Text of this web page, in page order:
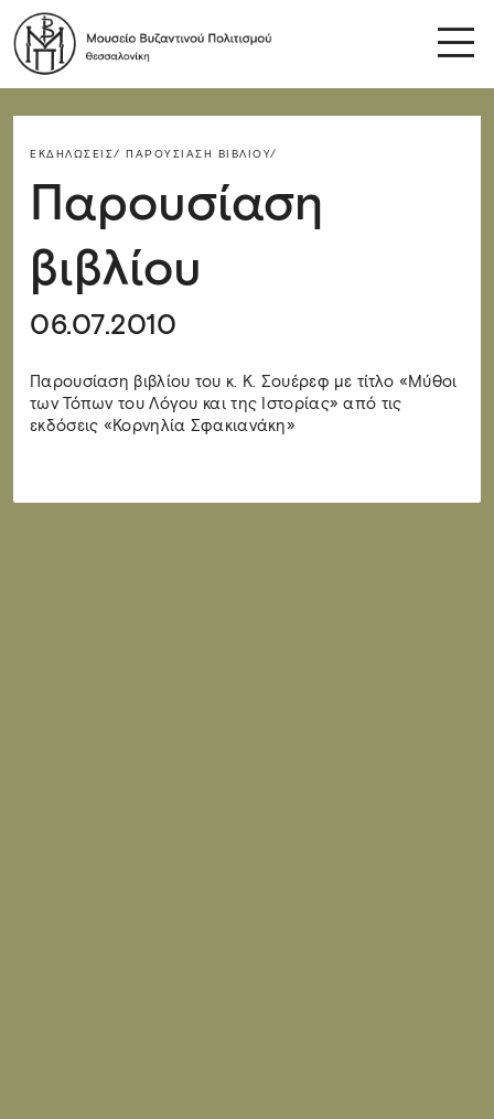
ΕΚΔΗΛΏΣΕΙΣ/ ΠΑΡΟΥΣΊΑΣΗ ΒΙΒΛΊΟΥ/
Παρουσίαση
βιβλίου
06.07.2010
Παρουσίαση βιβλίου του κ. Κ. Σουέρεφ με τίτλο «Μύθοι
των Τόπων του Λόγου και της Ιστορίας» από τις
εκδόσεις «Κορνηλία Σφακιανάκη»